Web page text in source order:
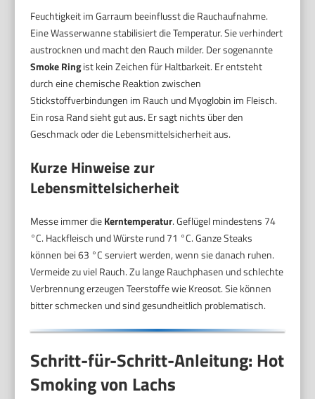
Feuchtigkeit im Garraum beeinflusst die Rauchaufnahme.
Eine Wasserwanne stabilisiert die Temperatur. Sie verhindert
austrocknen und macht den Rauch milder. Der sogenannte
Smoke Ringist kein Zeichen für Haltbarkeit. Er entsteht
durch eine chemische Reaktion zwischen
Stickstoffverbindungen im Rauch und Myoglobin im Fleisch.
Ein rosa Rand sieht gut aus. Er sagt nichts über den
Geschmack oder die Lebensmittelsicherheit aus.
Kurze Hinweise zur
Lebensmittelsicherheit
Messe immer dieKerntemperatur. Geflügel mindestens 74
°C. Hackfleisch und Würste rund 71 °C. Ganze Steaks
können bei 63 °C serviert werden, wenn sie danach ruhen.
Vermeide zu viel Rauch. Zu lange Rauchphasen und schlechte
Verbrennung erzeugen Teerstoffe wie Kreosot. Sie können
bitter schmecken und sind gesundheitlich problematisch.
Schritt-für-Schritt-Anleitung: Hot
Smoking von Lachs